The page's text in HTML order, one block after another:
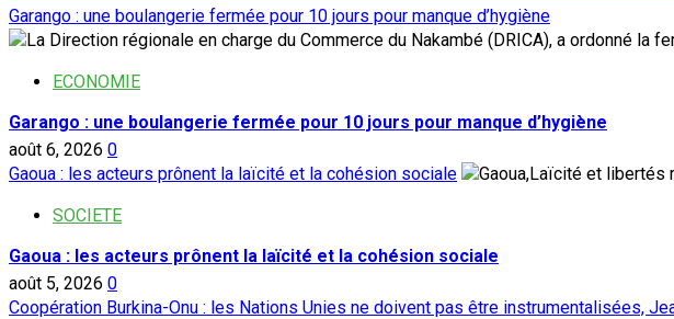
Garango : une boulangerie fermée pour 10 jours pour manque d’hygiène
ECONOMIE
Garango : une boulangerie fermée pour 10 jours pour manque d’hygiène
août 6, 2026 0
Gaoua : les acteurs prônent la laïcité et la cohésion sociale
SOCIETE
Gaoua : les acteurs prônent la laïcité et la cohésion sociale
août 5, 2026 0
Coopération Burkina-Onu : les Nations Unies ne doivent pas être instrumentalisées,